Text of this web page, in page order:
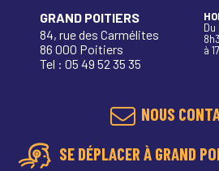
GRAND POITIERS
84, rue des Carmélites
86 000 Poitiers
Tel : 05 49 52 35 35
à
NOUS
SE DÉPLACER À GRAND